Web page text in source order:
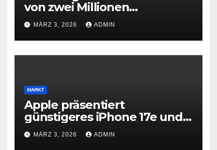
von zwei Millionen
Elektroautos
MÄRZ 3, 2026 ADMIN
MARKT
Apple präsentiert
günstigeres iPhone 17e und
neues iPad Air mit M4-Chip
MÄRZ 3, 2026 ADMIN